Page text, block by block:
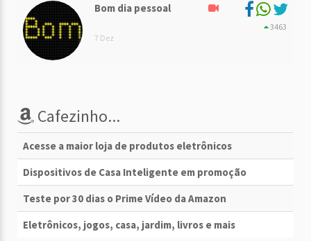
Bom dia pessoal
7 Dez
3463
Cafezinho...
Acesse a maior loja de produtos eletrônicos
Dispositivos de Casa Inteligente em promoção
Teste por 30 dias o Prime Vídeo da Amazon
Eletrônicos, jogos, casa, jardim, livros e mais